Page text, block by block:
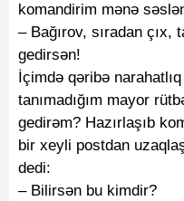
komandirim mənə
– Bağırov, sıradan
gedirsən!
İçimdə qəribə
tanımadığım mayor
gedirəm? Hazırlaşıb
bir xeyli postdan
dedi:
– Bilirsən bu kimdir?